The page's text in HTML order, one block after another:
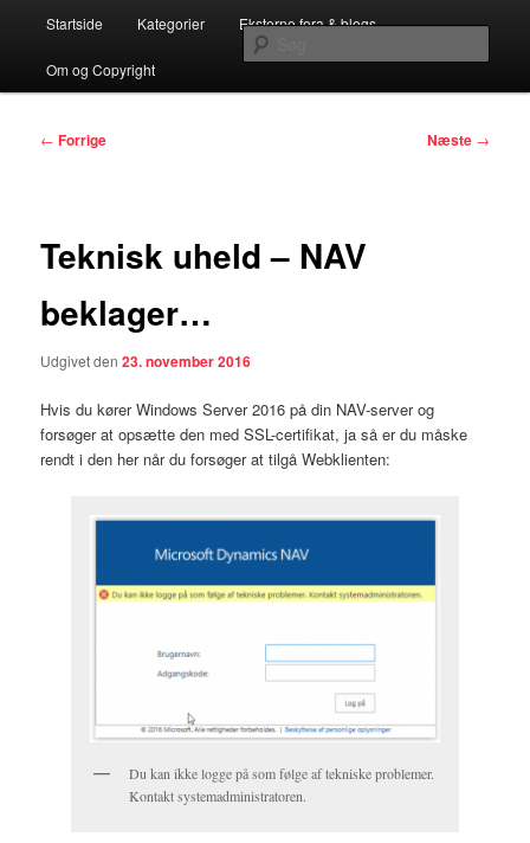
primært
indholdSystemconnects Teknikblog
Startside Kategorier Eksterne fora & blogs
Om og Copyright
Indlægsnavigation
← Forrige Næste →
Teknisk uheld – NAV
beklager…
Udgivet den23. november 2016
Hvis du kører Windows Server 2016 på din NAV-server og
forsøger at opsætte den med SSL-certifikat, ja så er du måske
rendt i den her når du forsøger at tilgå Webklienten:
Du kan ikke logge på som følge af tekniske problemer.
Kontakt systemadministratoren.